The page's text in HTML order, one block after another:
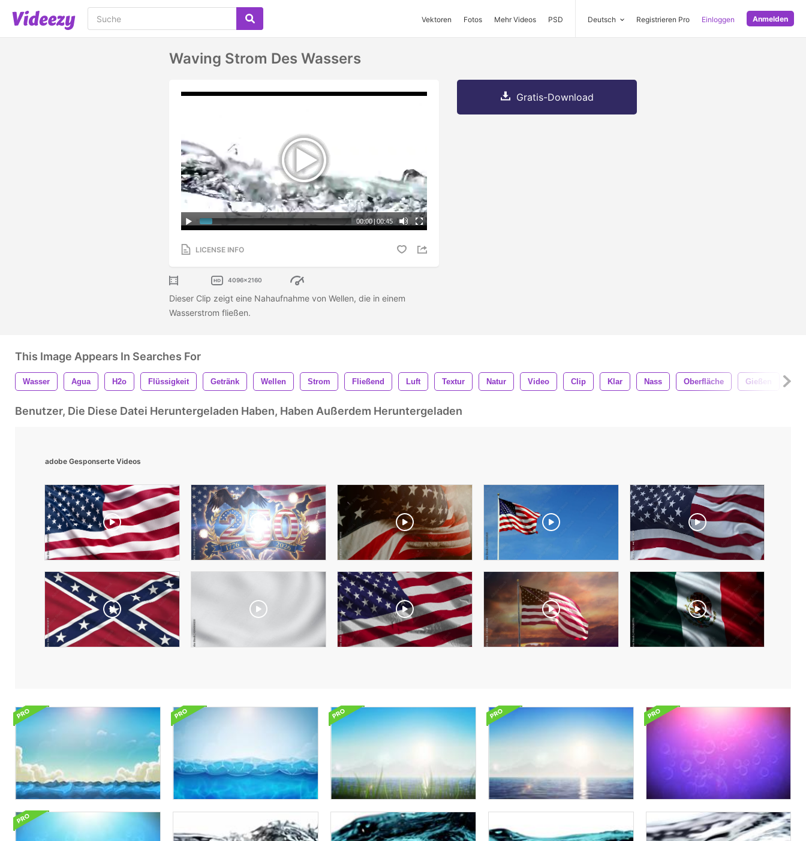
Vektoren Fotos Mehr Videos PSD Deutsch Registrieren Pro Einloggen Anmelden
Waving Strom Des Wassers
00:00 | 00:45
LICENSE INFO
4096x2160
Dieser Clip zeigt eine Nahaufnahme von Wellen, die in einem
Wasserstrom fließen.
Gratis-Download
This Image Appears In Searches For
Wasser Agua H2o Flüssigkeit Getränk Wellen Strom Fließend Luft Textur Natur Video Clip Klar Nass Oberfläche Gießen
Benutzer, Die Diese Datei Heruntergeladen Haben, Haben Außerdem Heruntergeladen
adobe Gesponserte Videos